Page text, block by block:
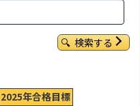
検索する
2025年合格目標